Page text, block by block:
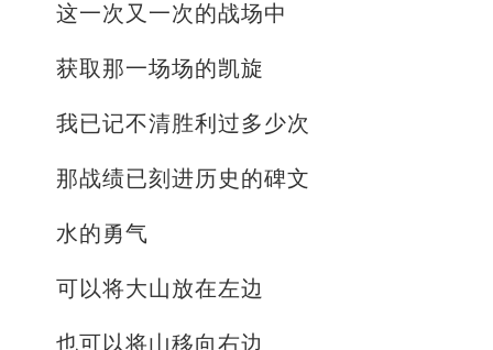
这一次又一次的战场中
获取那一场场的凯旋
我已记不清胜利过多少次
那战绩已刻进历史的碑文
水的勇气
可以将大山放在左边
也可以将山移向右边